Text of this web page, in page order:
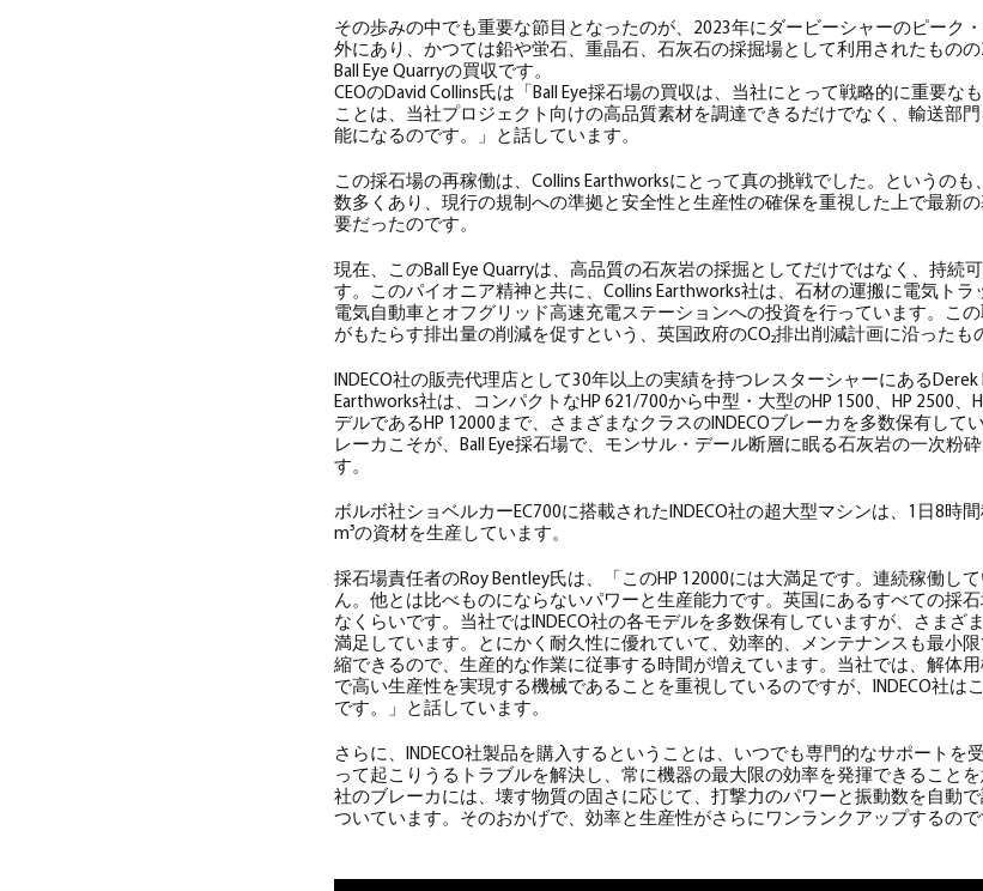
その歩みの中でも重要な節目となったのが、2023年にダービーシャーのピーク
外にあり、かつては鉛や蛍石、重晶石、石灰石の採掘場として利用されたものの
Ball Eye Quarryの買収です。
CEOのDavid Collins氏は「Ball Eye採石場の買収は、当社にとって戦略的に重要な
ことは、当社プロジェクト向けの高品質素材を調達できるだけでなく、輸送部
能になるのです。」と話しています。
この採石場の再稼働は、Collins Earthworksにとって真の挑戦でした。というの
数多くあり、現行の規制への準拠と安全性と生産性の確保を重視した上で最新
要だったのです。
現在、このBall Eye Quarryは、高品質の石灰岩の採掘としてだけではなく、持続
す。このパイオニア精神と共に、Collins Earthworks社は、石材の運搬に電気トラ
電気自動車とオフグリッド高速充電ステーションへの投資を行っています。こ
がもたらす排出量の削減を促すという、英国政府のCO₂排出削減計画に沿ったも
INDECO社の販売代理店として30年以上の実績を持つレスターシャーにあるDerek
Earthworks社は、コンパクトなHP 621/700から中型・大型のHP 1500、HP 2500、
デルであるHP 12000まで、さまざまなクラスのINDECOブレーカを多数保有して
レーカこそが、Ball Eye採石場で、モンサル・デール断層に眠る石灰岩の一次粉
す。
ボルボ社ショベルカーEC700に搭載されたINDECO社の超大型マシンは、1日8時
m³の資材を生産しています。
採石場責任者のRoy Bentley氏は、「このHP 12000には大満足です。連続稼働し
ん。他とは比べものにならないパワーと生産能力です。英国にあるすべての採
なくらいです。当社ではINDECO社の各モデルを多数保有していますが、さまざ
満足しています。とにかく耐久性に優れていて、効率的、メンテナンスも最小
縮できるので、生産的な作業に従事する時間が増えています。当社では、解体
で高い生産性を実現する機械であることを重視しているのですが、INDECO社は
です。」と話しています。
さらに、INDECO社製品を購入するということは、いつでも専門的なサポートを
って起こりうるトラブルを解決し、常に機器の最大限の効率を発揮できることを
社のブレーカには、壊す物質の固さに応じて、打撃力のパワーと振動数を自動
ついています。そのおかげで、効率と生産性がさらにワンランクアップするので